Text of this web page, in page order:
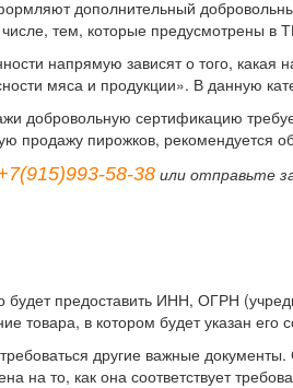
дополнительный
тем, которые предусмотрены в
напрямую зависят о того,
мяса и продукции». В данную
добровольную сертификацию
продажу пирожков,
58-38 или отправьте
будет предоставить ИНН, ОГРН
товара, в котором будет указан его
другие важные
на то, как она соответствует